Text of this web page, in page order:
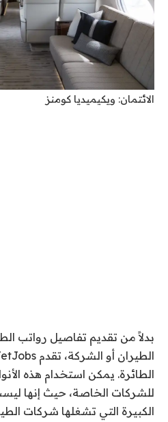
الائتمان: ويكيميديا ​​​​كومنز
بدلاً من تقديم تفاصيل رواتب
الطائرة. يمكن استخدام هذه
للشركات الخاصة، حيث إنها
الكبيرة التي تشغلها شركات